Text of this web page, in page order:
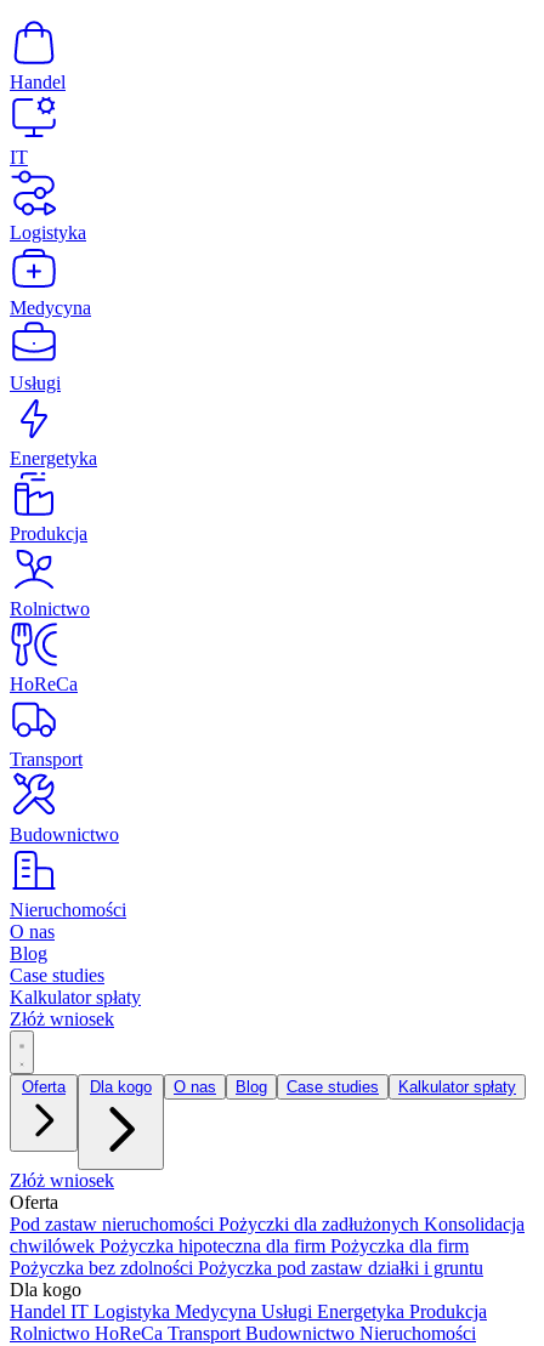
Handel
IT
Logistyka
Medycyna
Usługi
Energetyka
Produkcja
Rolnictwo
HoReCa
Transport
Budownictwo
Nieruchomości
O nas
Blog
Case studies
Kalkulator spłaty
Złóż wniosek
Oferta Dla kogo O nas Blog Case studies Kalkulator spłaty
Złóż wniosek
Oferta
Pod zastaw nieruchomości Pożyczki dla zadłużonych Konsolidacja
chwilówek Pożyczka hipoteczna dla firm Pożyczka dla firm
Pożyczka bez zdolności Pożyczka pod zastaw działki i gruntu
Dla kogo
Handel IT Logistyka Medycyna Usługi Energetyka Produkcja
Rolnictwo HoReCa Transport Budownictwo Nieruchomości